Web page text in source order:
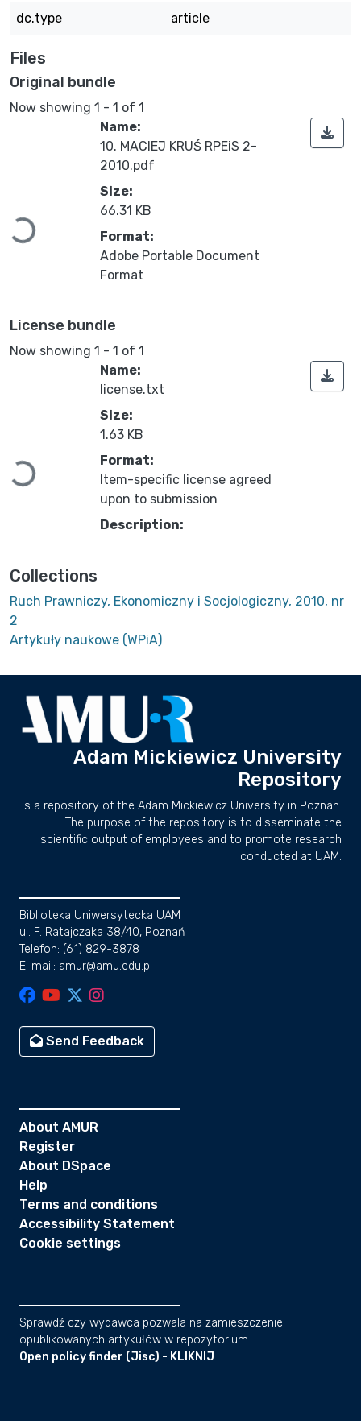
dc.type article
Files
Original bundle
Now showing 1 - 1 of 1
Loading...
Name:
10. MACIEJ KRUŚ RPEiS 2-
2010.pdf
Size:
66.31 KB
Format:
Adobe Portable Document
Format
License bundle
Now showing 1 - 1 of 1
Loading...
Name:
license.txt
Size:
1.63 KB
Format:
Item-specific license agreed
upon to submission
Description:
Collections
Ruch Prawniczy, Ekonomiczny i Socjologiczny, 2010, nr
2
Artykuły naukowe (WPiA)
Adam Mickiewicz University
Repository
is a repository of the Adam Mickiewicz University in Poznan.
The purpose of the repository is to disseminate the
scientific output of employees and to promote research
conducted at UAM.
Biblioteka Uniwersytecka UAM
ul. F. Ratajczaka 38/40, Poznań
Telefon: (61) 829-3878
E-mail: amur@amu.edu.pl
Send Feedback
About AMUR
Register
About DSpace
Help
Terms and conditions
Accessibility Statement
Cookie settings
Sprawdź czy wydawca pozwala na zamieszczenie
opublikowanych artykułów w repozytorium:
Open policy finder (Jisc) - KLIKNIJ